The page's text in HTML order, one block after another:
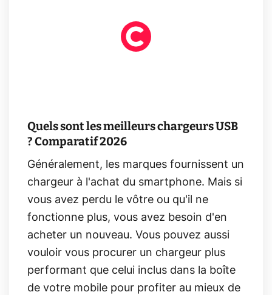
Quels sont les meilleurs chargeurs USB
? Comparatif 2026
Généralement, les marques fournissent un
chargeur à l'achat du smartphone. Mais si
vous avez perdu le vôtre ou qu'il ne
fonctionne plus, vous avez besoin d'en
acheter un nouveau. Vous pouvez aussi
vouloir vous procurer un chargeur plus
performant que celui inclus dans la boîte
de votre mobile pour profiter au mieux de